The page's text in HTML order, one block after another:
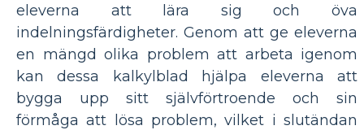
eleverna att lära sig och öva
indelningsfärdigheter. Genom att ge eleverna
en mängd olika problem att arbeta igenom
kan dessa kalkylblad hjälpa eleverna att
bygga upp sitt självförtroende och sin
förmåga att lösa problem, vilket i slutändan